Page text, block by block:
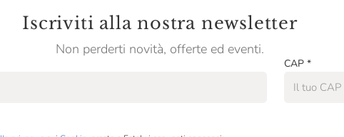
Iscriviti alla nostra newsletter
Non perderti novità, offerte ed eventi.
CAP *